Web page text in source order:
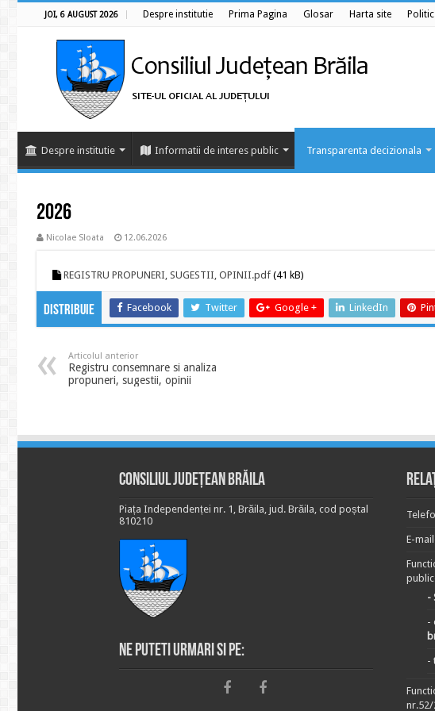
JOI, 6 AUGUST 2026 Despre institutie Prima Pagina Glosar Harta site
Despre institutie Informatii de interes public Transparenta decizionala
2026
Nicolae Sloata 12.06.2026
REGISTRU PROPUNERI, SUGESTII, OPINII.pdf (41 kB)
Distribuie Facebook Twitter Google + LinkedIn
Articolul anterior
Registru consemnare si analiza
propuneri, sugestii, opinii
Consiliul Județean Brăila
Piața Independenței nr. 1, Brăila, jud. Brăila, cod poștal
810210
Ne puteti urmari si pe:
E-
-
-
-
nr.52/